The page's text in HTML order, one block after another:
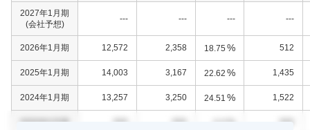
2027年1月期
(会社予想)
--- --- --- ---
2026年1月期 12,572 2,358 18.75 % 512
2025年1月期 14,003 3,167 22.62 % 1,435
2024年1月期 13,257 3,250 24.51 % 1,522
0000年0月期 000 000 0.0% 000